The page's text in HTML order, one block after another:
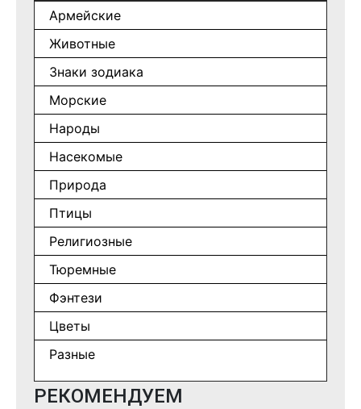
Армейские
Животные
Знаки зодиака
Морские
Народы
Насекомые
Природа
Птицы
Религиозные
Тюремные
Фэнтези
Цветы
Разные
РЕКОМЕНДУЕМ